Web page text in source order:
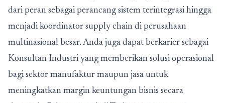
dari peran sebagai perancang sistem terintegrasi hingga
menjadi koordinator supply chain di perusahaan
multinasional besar. Anda juga dapat berkarier sebagai
Konsultan Industri yang memberikan solusi operasional
bagi sektor manufaktur maupun jasa untuk
meningkatkan margin keuntungan bisnis secara